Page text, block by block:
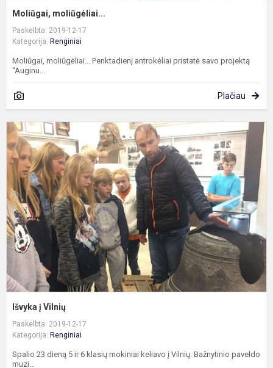
Moliūgai, moliūgėliai...
Paskelbta: 2019-12-17
Kategorija: Renginiai
Moliūgai, moliūgėliai... Penktadienį antrokėliai pristatė savo projektą
“Auginu...
Plačiau
Išvyka į Vilnių
Paskelbta: 2019-12-17
Kategorija: Renginiai
Spalio 23 dieną 5 ir 6 klasių mokiniai keliavo į Vilnių. Bažnytinio paveldo
muzi...